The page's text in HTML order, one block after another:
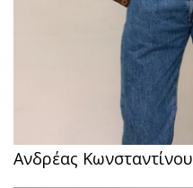
Ανδρέας Κωνσταντίνου